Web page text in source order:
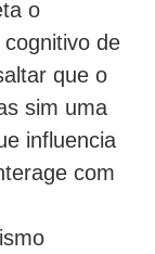
o
de
que o
sim uma
influencia
com